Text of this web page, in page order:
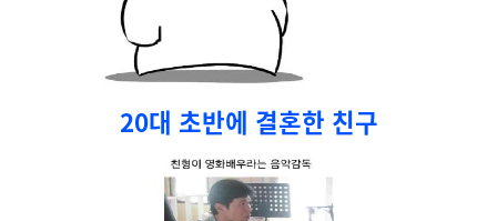
20대 초반에 결혼한 친구